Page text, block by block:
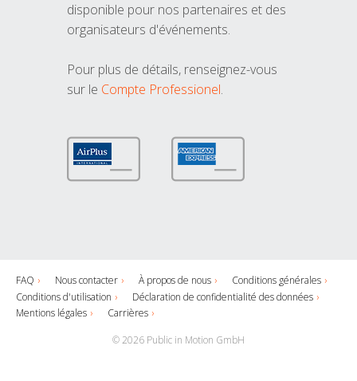
disponible pour nos partenaires et des
organisateurs d'événements.
Pour plus de détails, renseignez-vous
sur le Compte Professionel.
FAQ Nous contacter À propos de nous
Conditions générales
Conditions d'utilisation
Déclaration de confidentialité des données
Mentions légales
Carrières
© 2026 Public in Motion GmbH